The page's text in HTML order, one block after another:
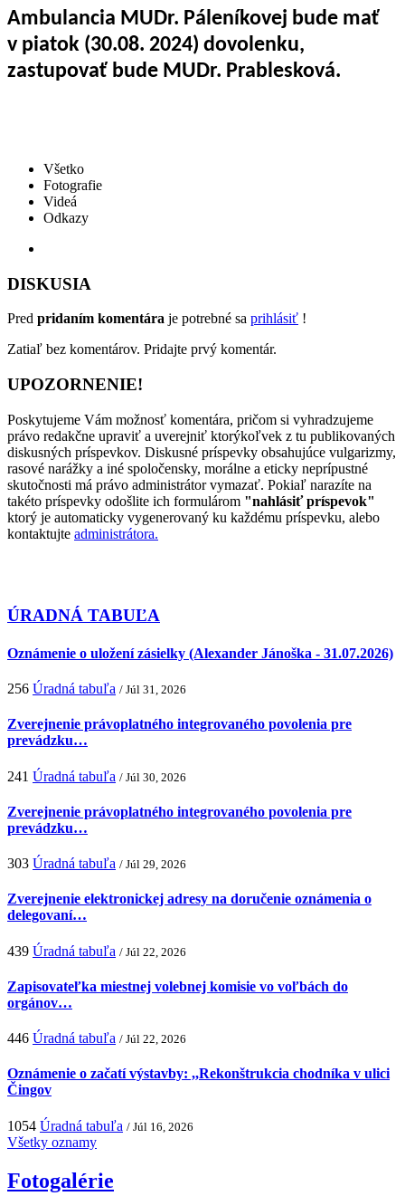
Ambulancia MUDr. Páleníkovej bude mať
v piatok (30.08. 2024) dovolenku,
zastupovať bude MUDr. Prablesková.
Všetko
Fotografie
Videá
Odkazy
DISKUSIA
Pred pridaním komentára je potrebné sa prihlásiť !
Zatiaľ bez komentárov. Pridajte prvý komentár.
UPOZORNENIE!
Poskytujeme Vám možnosť komentára, pričom si vyhradzujeme
právo redakčne upraviť a uverejniť ktorýkoľvek z tu publikovaných
diskusných príspevkov. Diskusné príspevky obsahujúce vulgarizmy,
rasové narážky a iné spoločensky, morálne a eticky neprípustné
skutočnosti má právo administrátor vymazať. Pokiaľ narazíte na
takéto príspevky odošlite ich formulárom "nahlásiť príspevok"
ktorý je automaticky vygenerovaný ku každému príspevku, alebo
kontaktujte administrátora.
ÚRADNÁ TABUĽA
Oznámenie o uložení zásielky (Alexander Jánoška - 31.07.2026)
256 Úradná tabuľa / Júl 31, 2026
Zverejnenie právoplatného integrovaného povolenia pre
prevádzku…
241 Úradná tabuľa / Júl 30, 2026
Zverejnenie právoplatného integrovaného povolenia pre
prevádzku…
303 Úradná tabuľa / Júl 29, 2026
Zverejnenie elektronickej adresy na doručenie oznámenia o
delegovaní…
439 Úradná tabuľa / Júl 22, 2026
Zapisovateľka miestnej volebnej komisie vo voľbách do
orgánov…
446 Úradná tabuľa / Júl 22, 2026
Oznámenie o začatí výstavby: ,,Rekonštrukcia chodníka v ulici
Čingov
1054 Úradná tabuľa / Júl 16, 2026
Všetky oznamy
Fotogalérie